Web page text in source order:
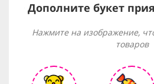
Дополните букет
Нажмите на изображение,
товаров